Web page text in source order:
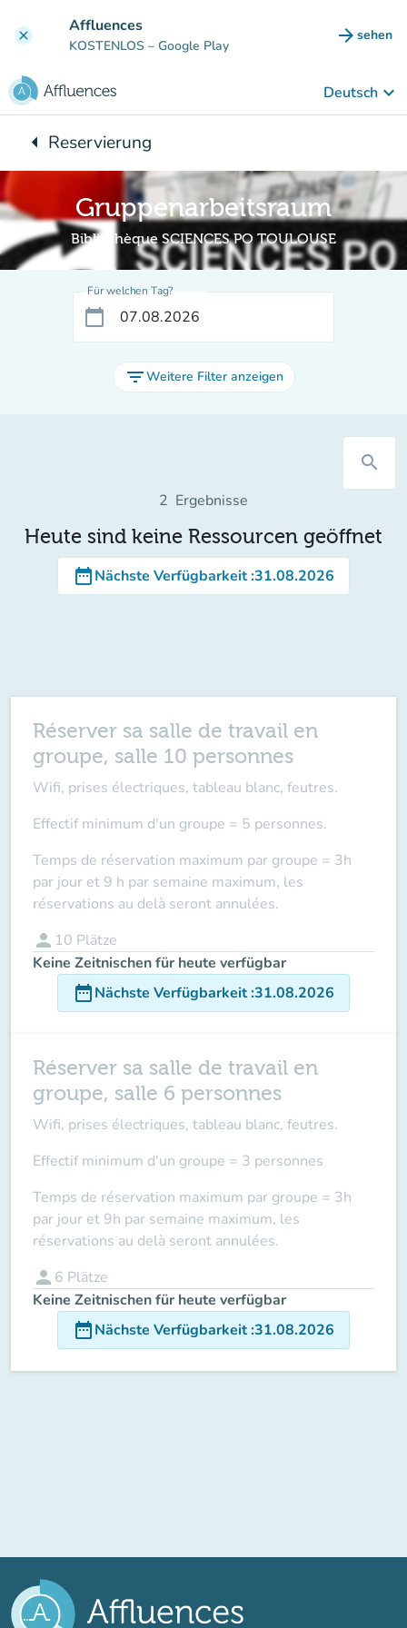
clear Affluences
KOSTENLOS – Google Play arrow_forward sehen
(new
Deutsch keyboard_arrow_down
arrow_leftZurück zu:
Reservierung
Gruppenarbeitsraum
Bibliothèque SCIENCES PO TOULOUSE
Für welchen Tag?
calendar_today
filter_listWeitere Filter anzeigen
search
2 Ergebnisse
Heute sind keine Ressourcen geöffnet
date_rangeNächste Verfügbarkeit:31.08.2026
Réserver sa salle de travail en
groupe, salle 10 personnes
Wifi, prises électriques, tableau blanc, feutres.
Effectif minimum d'un groupe = 5 personnes.
Temps de réservation maximum par groupe = 3h
par jour et 9 h par semaine maximum, les
réservations au delà seront annulées.
person 10 Plätze
Keine Zeitnischen für heute verfügbar
date_rangeNächste Verfügbarkeit:31.08.2026
Réserver sa salle de travail en
groupe, salle 6 personnes
Wifi, prises électriques, tableau blanc, feutres.
Effectif minimum d'un groupe = 3 personnes
Temps de réservation maximum par groupe = 3h
par jour et 9h par semaine maximum, les
réservations au delà seront annulées.
person 6 Plätze
Keine Zeitnischen für heute verfügbar
date_rangeNächste Verfügbarkeit:31.08.2026